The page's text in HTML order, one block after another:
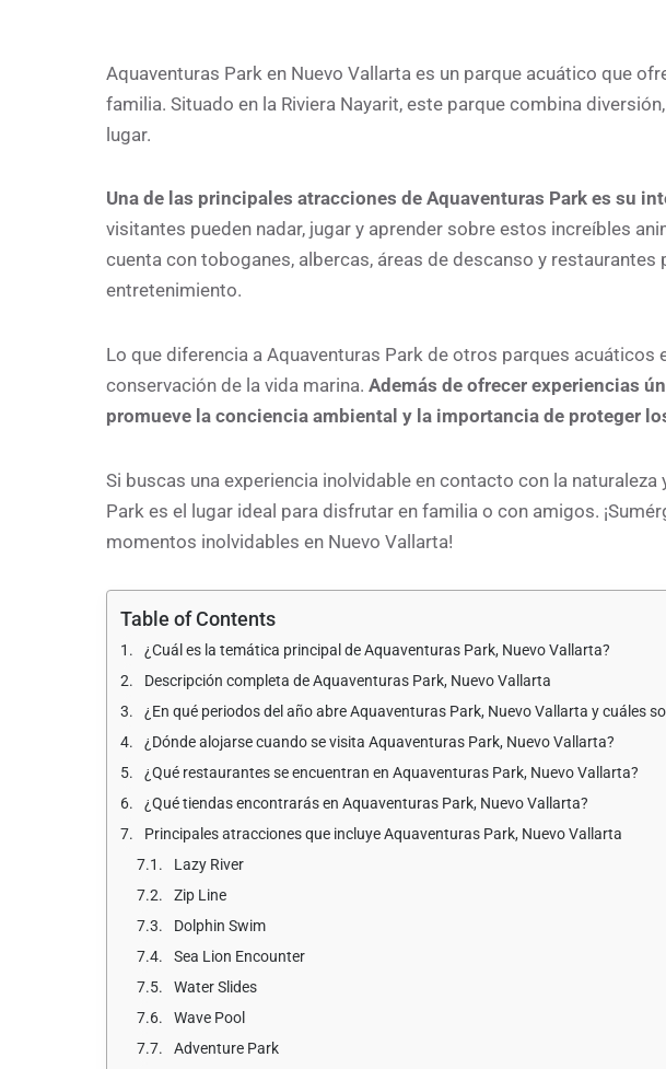
Aquaventuras Park en Nuevo Vallarta es un parque acuático que
familia. Situado en la Riviera Nayarit, este parque combina
lugar.
Una de las principales atracciones de Aquaventuras Park es su
visitantes pueden nadar, jugar y aprender sobre estos increíbles
cuenta con toboganes, albercas, áreas de descanso y
entretenimiento.
Lo que diferencia a Aquaventuras Park de otros parques acuáticos
conservación de la vida marina. Además de ofrecer experiencias
promueve la conciencia ambiental y la importancia de proteger
Si buscas una experiencia inolvidable en contacto con la
Park es el lugar ideal para disfrutar en familia o con amigos.
momentos inolvidables en Nuevo Vallarta!
Table of Contents
¿Cuál es la temática principal de Aquaventuras Park, Nuevo Vallarta?
Descripción completa de Aquaventuras Park, Nuevo Vallarta
¿En qué periodos del año abre Aquaventuras Park, Nuevo Vallarta y cuáles
¿Dónde alojarse cuando se visita Aquaventuras Park, Nuevo Vallarta?
¿Qué restaurantes se encuentran en Aquaventuras Park, Nuevo Vallarta?
¿Qué tiendas encontrarás en Aquaventuras Park, Nuevo Vallarta?
Principales atracciones que incluye Aquaventuras Park, Nuevo Vallarta
Lazy River
Zip Line
Dolphin Swim
Sea Lion Encounter
Water Slides
Wave Pool
Adventure Park